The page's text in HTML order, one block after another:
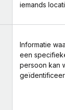
iemands
Informatie
een
persoon kan